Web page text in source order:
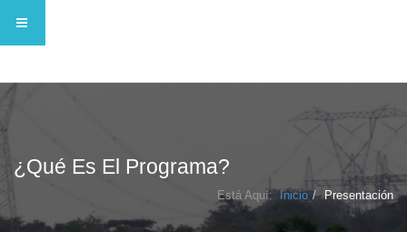
¿Qué Es El Programa?
Está Aquí: Inicio Presentación